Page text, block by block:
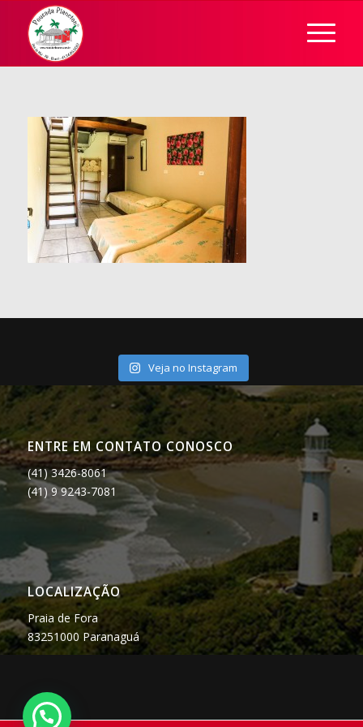
Veja no Instagram
ENTRE EM CONTATO CONOSCO
(41) 3426-8061
(41) 9 9243-7081
LOCALIZAÇÃO
Praia de Fora
83251000 Paranaguá